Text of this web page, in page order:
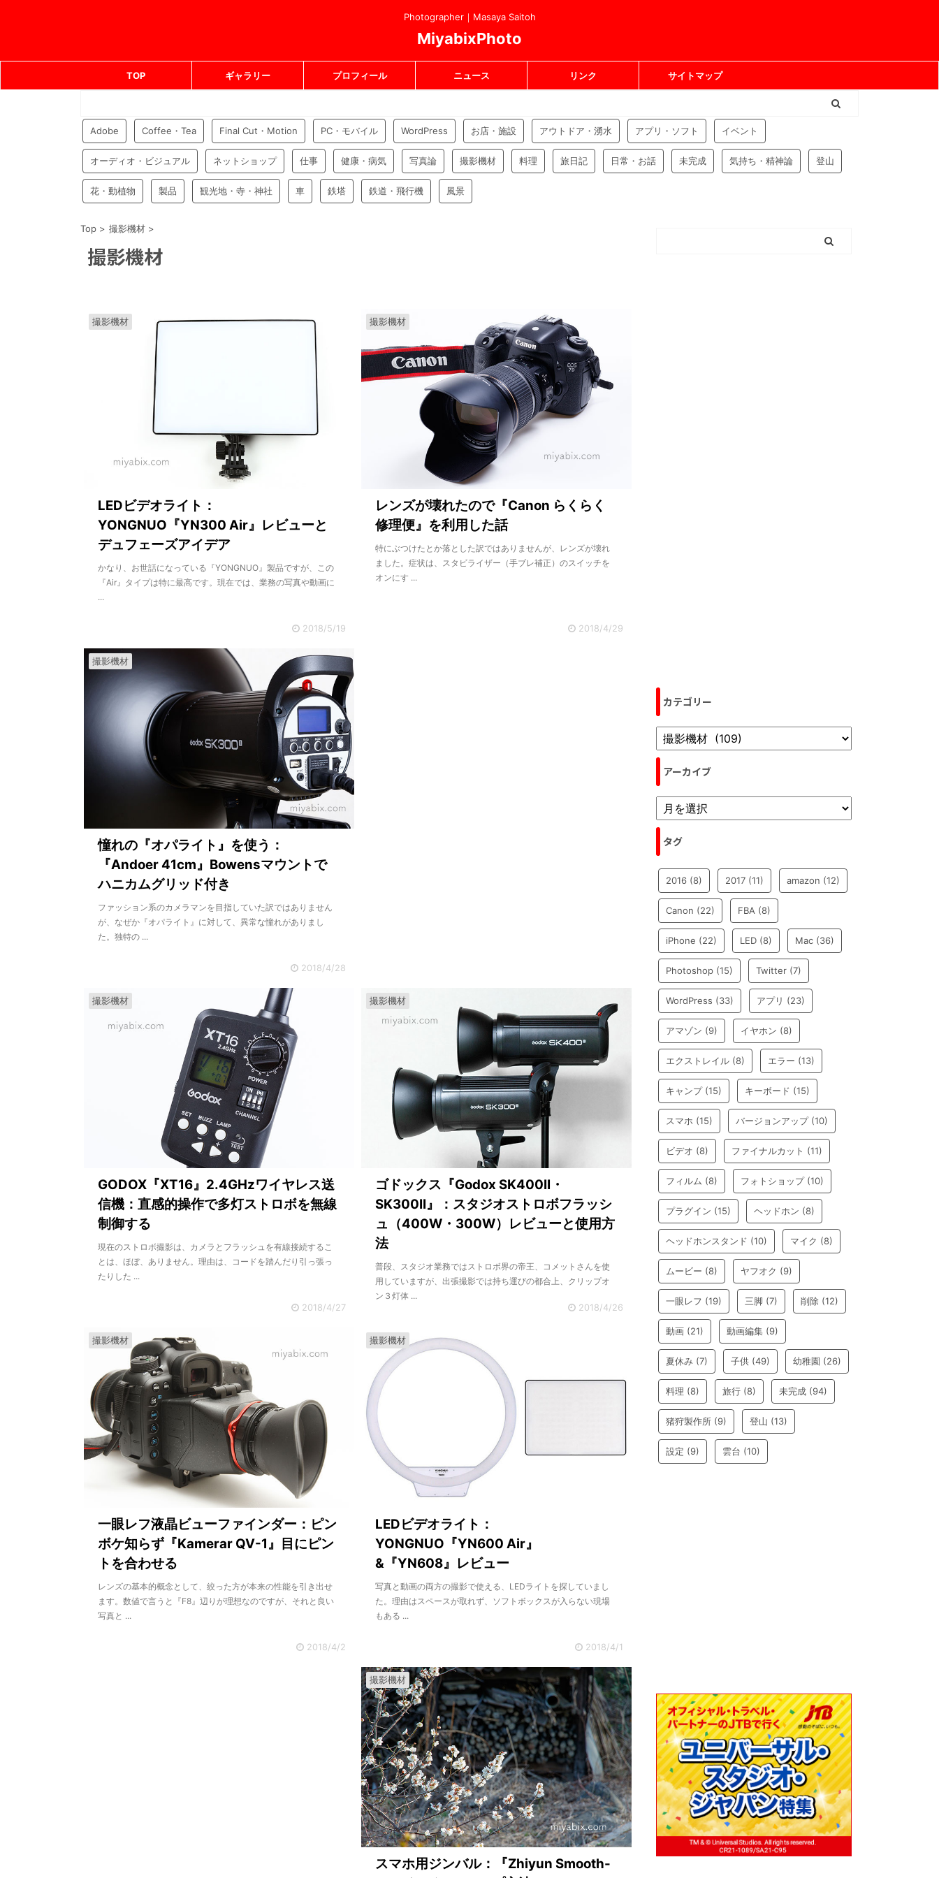
Photographer｜Masaya Saitoh
MiyabixPhoto
TOP ギャラリー プロフィール ニュース リンク サイトマップ
Adobe Coffee・Tea Final Cut・Motion PC・モバイル WordPress お店・施設 アウトドア・湧水 アプリ・ソフト イベント
オーディオ・ビジュアル ネットショップ 仕事 健康・病気 写真論 撮影機材 料理 旅日記 日常・お話 未完成 気持ち・精神論 登山
花・動植物 製品 観光地・寺・神社 車 鉄塔 鉄道・飛行機 風景
Top > 撮影機材 >
撮影機材
撮影機材
LEDビデオライト：
YONGNUO『YN300 Air』レビューと
デュフェーズアイデア
かなり、お世話になっている『YONGNUO』製品ですが、この
『Air』タイプは特に最高です。現在では、業務の写真や動画に
...
2018/5/19
撮影機材
レンズが壊れたので『Canon らくらく
修理便』を利用した話
特にぶつけたとか落とした訳ではありませんが、レンズが壊れ
ました。症状は、スタビライザー（手ブレ補正）のスイッチを
オンにす ...
2018/4/29
撮影機材
憧れの『オパライト』を使う：
『Andoer 41cm』Bowensマウントで
ハニカムグリッド付き
ファッション系のカメラマンを目指していた訳ではありません
が、なぜか『オパライト』に対して、異常な憧れがありまし
た。独特の ...
2018/4/28
撮影機材
GODOX『XT16』2.4GHzワイヤレス送
信機：直感的操作で多灯ストロボを無線
制御する
現在のストロボ撮影は、カメラとフラッシュを有線接続するこ
とは、ほぼ、ありません。理由は、コードを踏んだり引っ張っ
たりした ...
2018/4/27
撮影機材
ゴドックス『Godox SK400II・
SK300II』：スタジオストロボフラッシ
ュ（400W・300W）レビューと使用方
法
普段、スタジオ業務ではストロボ界の帝王、コメットさんを使
用していますが、出張撮影では持ち運びの都合上、クリップオ
ン３灯体 ...
2018/4/26
撮影機材
一眼レフ液晶ビューファインダー：ピン
ボケ知らず『Kamerar QV-1』目にピン
トを合わせる
レンズの基本的概念として、絞った方が本来の性能を引き出せ
ます。数値で言うと『F8』辺りが理想なのですが、それと良い
写真と ...
2018/4/2
撮影機材
LEDビデオライト：
YONGNUO『YN600 Air』
&『YN608』レビュー
写真と動画の両方の撮影で使える、LEDライトを探していまし
た。理由はスペースが取れず、ソフトボックスが入らない現場
もある ...
2018/4/1
撮影機材
スマホ用ジンバル：『Zhiyun Smooth-
カテゴリー
アーカイブ
タグ
2016 (8) 2017 (11) amazon (12)
Canon (22) FBA (8)
iPhone (22) LED (8) Mac (36)
Photoshop (15) Twitter (7)
WordPress (33) アプリ (23)
アマゾン (9) イヤホン (8)
エクストレイル (8) エラー (13)
キャンプ(15) キーボード (15)
スマホ (15) バージョンアップ(10)
ビデオ (8) ファイナルカット (11)
フィルム (8) フォトショップ(10)
プラグイン (15) ヘッドホン (8)
ヘッドホンスタンド (10) マイク (8)
ムービー (8) ヤフオク (9)
一眼レフ (19) 三脚 (7) 削除 (12)
動画 (21) 動画編集 (9)
夏休み (7) 子供 (49) 幼稚園 (26)
料理 (8) 旅行 (8) 未完成 (94)
猪狩製作所 (9) 登山 (13)
設定 (9) 雲台 (10)